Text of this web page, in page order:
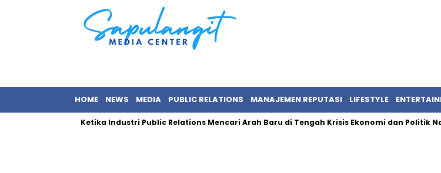
HOME NEWS MEDIA PUBLIC RELATIONS MANAJEMEN REPUTASI LIFESTYLE
Ketika Industri Public Relations Mencari Arah Baru di Tengah Krisis Ekonomi dan Politik